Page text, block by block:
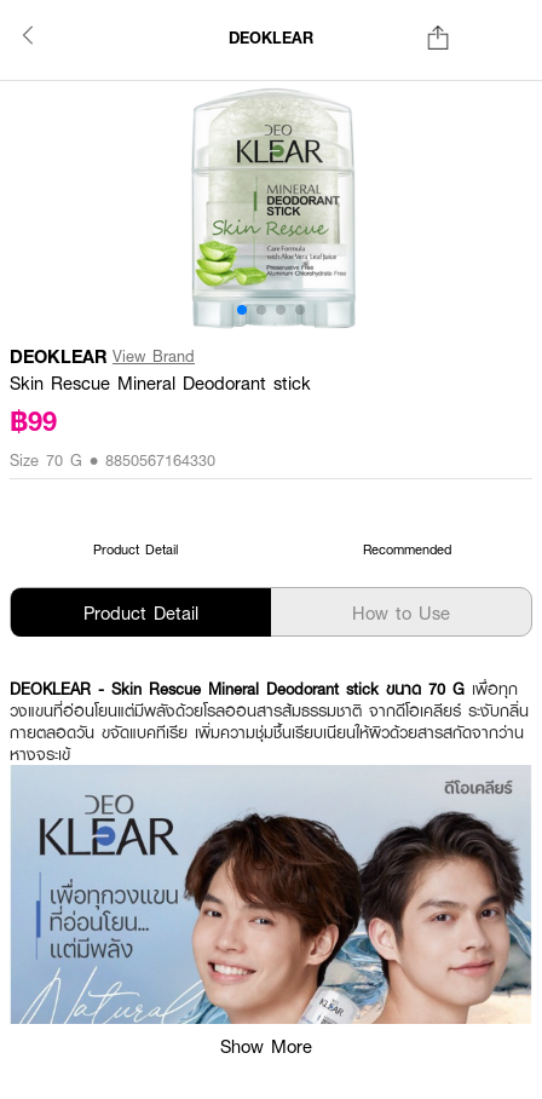
DEOKLEAR
DEOKLEAR View Brand
Skin Rescue Mineral Deodorant stick
฿99
Size 70 G • 8850567164330
Product Detail Recommended
Product Detail How to Use
DEOKLEAR - Skin Rescue Mineral Deodorant stick ขนาด 70 G เพื่อทุก
วงแขนที่อ่อนโยนแต่มีพลังด้วยโรลออนสารส้มธรรมชาติ จากดีโอเคลียร์ ระงับกลิ่น
กายตลอดวัน ขจัดแบคทีเรีย เพิ่มความชุ่มชื้นเรียบเนียนให้ผิวด้วยสารสกัดจากว่าน
หางจระเข้
Show More